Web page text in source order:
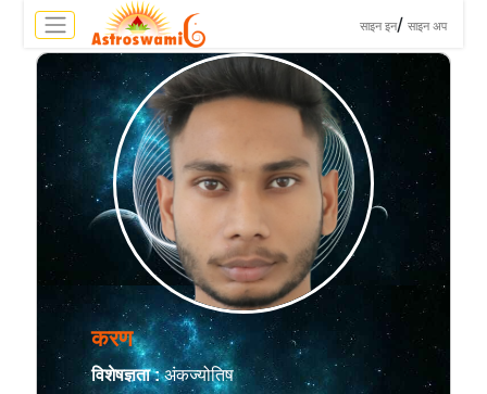
साइन इन/ साइन अप
करण
विशेषज्ञता :अंकज्योतिष